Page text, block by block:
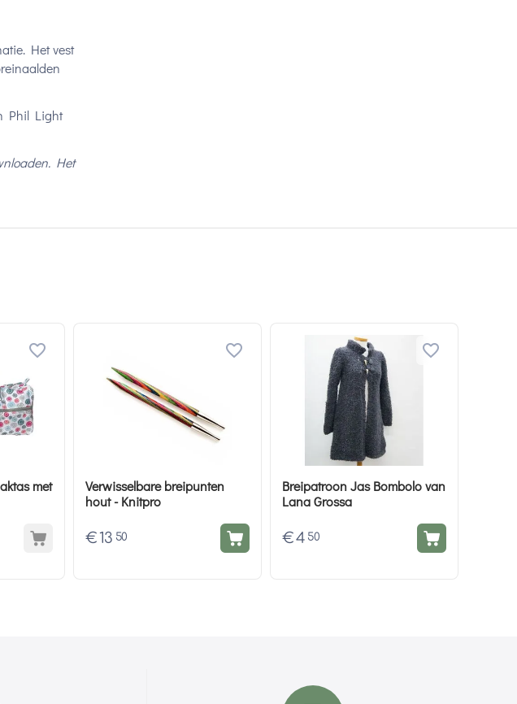
Het vest
Phil Light
Het
met
Verwisselbare breipunten
hout - Knitpro
€13 50
Breipatroon Jas Bombolo van
Lana Grossa
€4 50